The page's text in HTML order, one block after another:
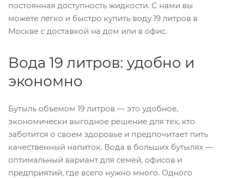
постоянная доступность жидкости. С нами вы
можете легко и быстро купить воду 19 литров в
Москве с доставкой на дом или в офис.
Вода 19 литров: удобно и
экономно
Бутыль объемом 19 литров — это удобное,
экономически выгодное решение для тех, кто
заботится о своем здоровье и предпочитает пить
качественный напиток. Вода в больших бутылях —
оптимальный вариант для семей, офисов и
предприятий, где всего нужно много. Одного